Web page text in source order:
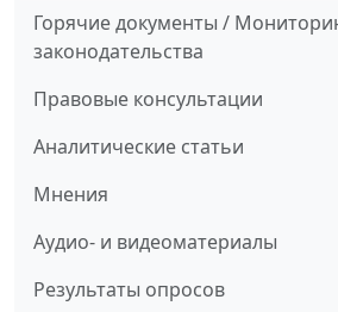
Горячие документы /
законодательства
Правовые консультации
Аналитические статьи
Мнения
Аудио- и видеоматериалы
Результаты опросов